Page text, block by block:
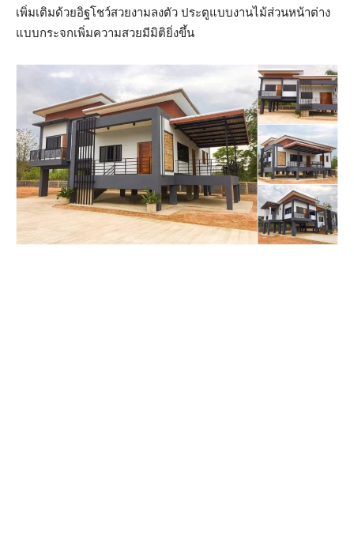
เพิ่มเติมด้วยอิฐโชว์สวยงามลงตัว ประตูแบบงานไม้ส่วนหน้าต่าง
แบบกระจกเพิ่มความสวยมีมิติยิ่งขึ้น